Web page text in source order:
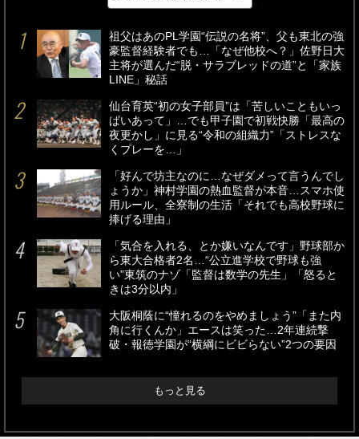
祖父はあのPL学園“伝説の名将”、父も東北の強
豪監督経験者でも…「なぜ他校へ？」佐野日大
主将が選んだ“脱・サラブレッドの道”と「家族
LINE」秘話
仙台育英“初の女子部員”は「苦しいこともいっ
ぱいあって」…でも甲子園で初戦快勝「最高の
夜更かし」に見る“令和の組織力”「ストレスな
くプレーを…」
「好んで坊主なのに…なぜダメって言うんでし
ょうか」神村学園の熱血監督が本音…スマホ使
用ルール、全寮制の生活「それでも高校野球に
捧げる理由」
「気合を入れる、とか嫌いなんです」野球部か
ら東大合格者2名…“公立進学校で野球も強
い”東筑のナゾ「監督は数学の先生」「怒ると
きは3分以内」
大阪桐蔭に“憧れるのをやめましょう”「また内
角に行くんか」エースは笑った…2年連続撃
破・報徳学園が“横綱にビビらない”2つの要因
もっと見る